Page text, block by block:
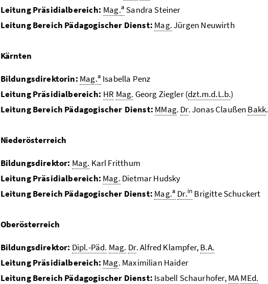
Leitung Präsidialbereich: Mag.a Sandra Steiner
Leitung Bereich Pädagogischer Dienst: Mag.Jürgen Neuwirth
Kärnten
Bildungsdirektorin: Mag.a Isabella Penz
Leitung Präsidialbereich: HR Mag. Georg Ziegler (dzt.m.d.L.b.)
Leitung Bereich Pädagogischer Dienst: MMag. Dr. Jonas Claußen Bakk.
Niederösterreich
Bildungsdirektor: Mag. Karl Fritthum
Leitung Präsidialbereich: Mag. Dietmar Hudsky
Leitung Bereich Pädagogischer Dienst: Mag.a Dr.in Brigitte Schuckert
Oberösterreich
Bildungsdirektor: Dipl.-Päd. Mag. Dr. Alfred Klampfer,B.A.
Leitung Präsidialbereich: Mag. Maximilian Haider
Leitung Bereich Pädagogischer Dienst: Isabell Schaurhofer,MAMEd.